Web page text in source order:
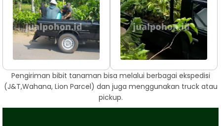
Pengiriman bibit tanaman bisa melalui berbagai ekspedisi
(J&T,Wahana, Lion Parcel) dan juga menggunakan truck atau
pickup.